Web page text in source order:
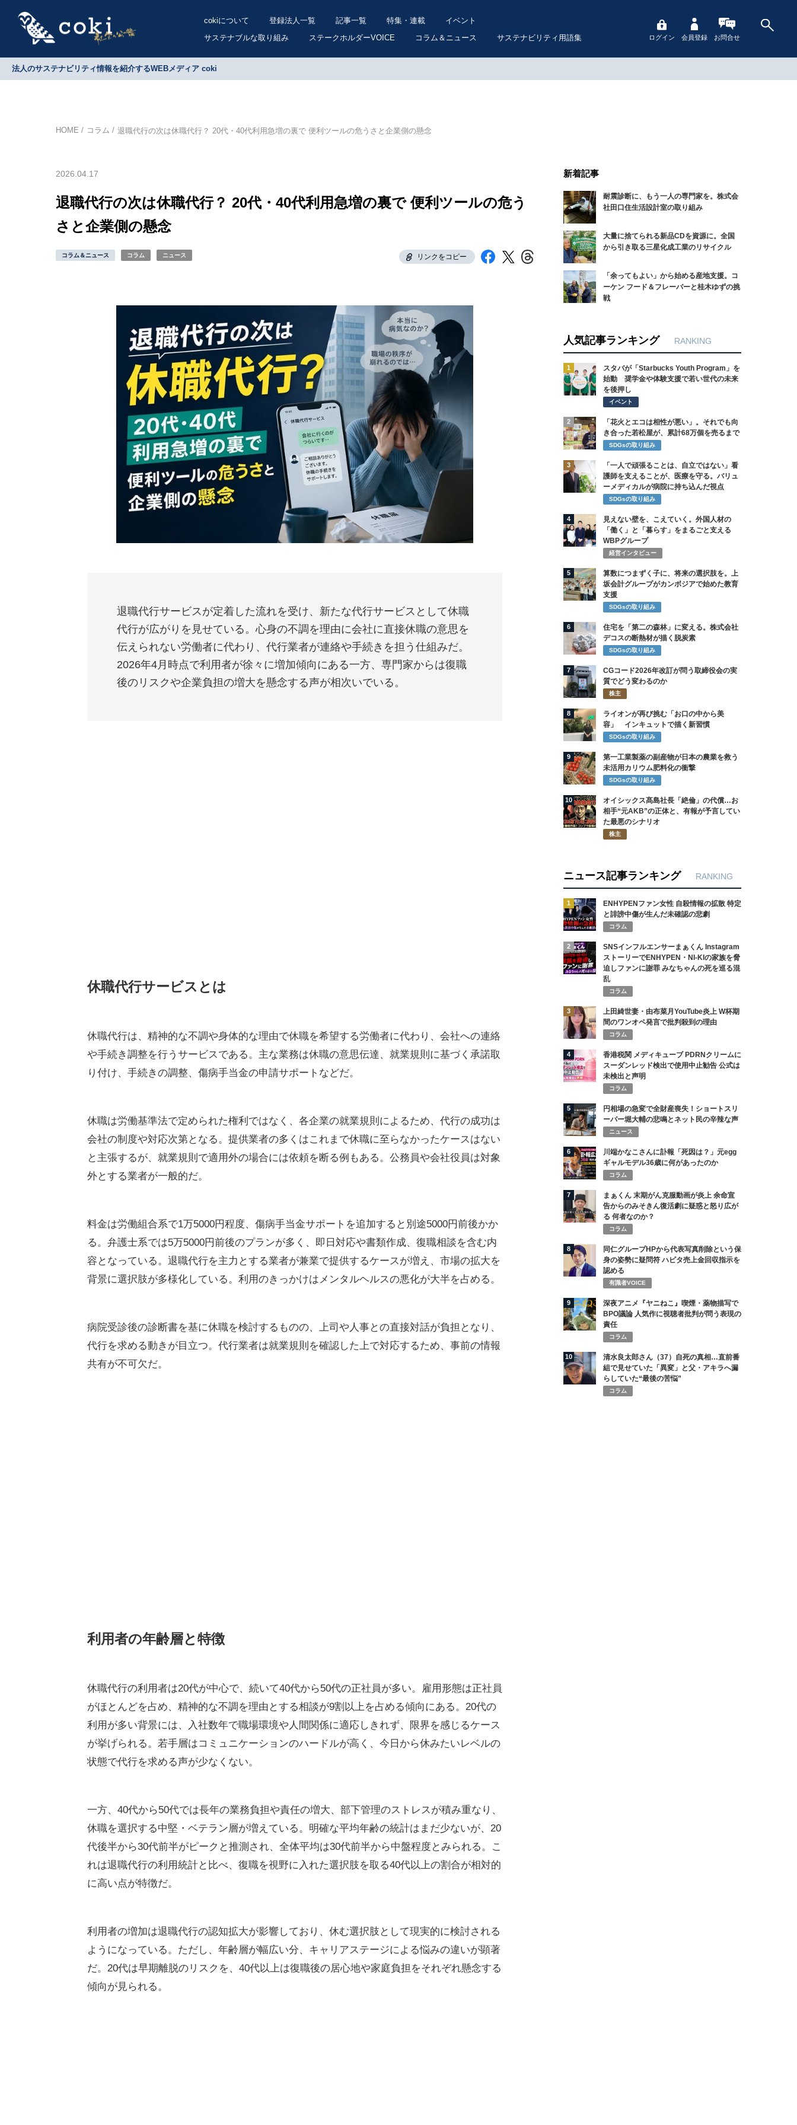
cokiについて 登録法人一覧 記事一覧 特集・連載
イベント
サステナブルな取り組み
ステークホルダーVOICE コラム＆ニュース サステナビリティ用語集 ログイン 会員登録 お問合せ
法人のサステナビリティ情報を紹介するWEBメディア coki
HOME コラム 退職代行の次は休職代行？ 20代・40代利用急増の裏で 便利ツールの危うさと企業側の懸念
2026.04.17
退職代行の次は休職代行？ 20代・40代利用急増の裏で 便利ツールの危う
さと企業側の懸念
コラム＆ニュース コラム ニュース リンクをコピー
退職代行サービスが定着した流れを受け、新たな代行サービスとして休職
代行が広がりを見せている。心身の不調を理由に会社に直接休職の意思を
伝えられない労働者に代わり、代行業者が連絡や手続きを担う仕組みだ。
2026年4月時点で利用者が徐々に増加傾向にある一方、専門家からは復職
後のリスクや企業負担の増大を懸念する声が相次いでいる。
休職代行サービスとは
休職代行は、精神的な不調や身体的な理由で休職を希望する労働者に代わり、会社への連絡
や手続き調整を行うサービスである。主な業務は休職の意思伝達、就業規則に基づく承諾取
り付け、手続きの調整、傷病手当金の申請サポートなどだ。
休職は労働基準法で定められた権利ではなく、各企業の就業規則によるため、代行の成功は
会社の制度や対応次第となる。提供業者の多くはこれまで休職に至らなかったケースはない
と主張するが、就業規則で適用外の場合には依頼を断る例もある。公務員や会社役員は対象
外とする業者が一般的だ。
料金は労働組合系で1万5000円程度、傷病手当金サポートを追加すると別途5000円前後かか
る。弁護士系では5万5000円前後のプランが多く、即日対応や書類作成、復職相談を含む内
容となっている。退職代行を主力とする業者が兼業で提供するケースが増え、市場の拡大を
背景に選択肢が多様化している。利用のきっかけはメンタルヘルスの悪化が大半を占める。
病院受診後の診断書を基に休職を検討するものの、上司や人事との直接対話が負担となり、
代行を求める動きが目立つ。代行業者は就業規則を確認した上で対応するため、事前の情報
共有が不可欠だ。
利用者の年齢層と特徴
休職代行の利用者は20代が中心で、続いて40代から50代の正社員が多い。雇用形態は正社員
がほとんどを占め、精神的な不調を理由とする相談が9割以上を占める傾向にある。20代の
利用が多い背景には、入社数年で職場環境や人間関係に適応しきれず、限界を感じるケース
が挙げられる。若手層はコミュニケーションのハードルが高く、今日から休みたいレベルの
状態で代行を求める声が少なくない。
一方、40代から50代では長年の業務負担や責任の増大、部下管理のストレスが積み重なり、
休職を選択する中堅・ベテラン層が増えている。明確な平均年齢の統計はまだ少ないが、20
代後半から30代前半がピークと推測され、全体平均は30代前半から中盤程度とみられる。こ
れは退職代行の利用統計と比べ、復職を視野に入れた選択肢を取る40代以上の割合が相対的
に高い点が特徴だ。
利用者の増加は退職代行の認知拡大が影響しており、休む選択肢として現実的に検討される
ようになっている。ただし、年齢層が幅広い分、キャリアステージによる悩みの違いが顕著
だ。20代は早期離脱のリスクを、40代以上は復職後の居心地や家庭負担をそれぞれ懸念する
傾向が見られる。
新着記事
耐震診断に、もう一人の専門家を。株式会
社田口住生活設計室の取り組み
大量に捨てられる新品CDを資源に。全国
から引き取る三星化成工業のリサイクル
「余ってもよい」から始める産地支援。コ
ーケン フード＆フレーバーと桂木ゆずの挑
戦
人気記事ランキング RANKING
1
スタバが「Starbucks Youth Program」を
始動 奨学金や体験支援で若い世代の未来
を後押し
イベント
2
「花火とエコは相性が悪い」。それでも向
き合った若松屋が、累計68万個を売るまで
SDGsの取り組み
3
「一人で頑張ることは、自立ではない」看
護師を支えることが、医療を守る。バリュ
ーメディカルが病院に持ち込んだ視点
SDGsの取り組み
4
見えない壁を、こえていく。外国人材の
「働く」と「暮らす」をまるごと支える
WBPグループ
経営インタビュー
5
算数につまずく子に、将来の選択肢を。上
坂会計グループがカンボジアで始めた教育
支援
SDGsの取り組み
6
住宅を「第二の森林」に変える。株式会社
デコスの断熱材が描く脱炭素
SDGsの取り組み
7
CGコード2026年改訂が問う取締役会の実
質でどう変わるのか
株主
8
ライオンが再び挑む「お口の中から美
容」 インキュットで描く新習慣
SDGsの取り組み
9
第一工業製薬の副産物が日本の農業を救う
未活用カリウム肥料化の衝撃
SDGsの取り組み
10
オイシックス髙島社長「絶倫」の代償…お
相手“元AKB”の正体と、有報が予言してい
た最悪のシナリオ
株主
ニュース記事ランキング RANKING
1
ENHYPENファン女性 自殺情報の拡散 特定
と誹謗中傷が生んだ未確認の悲劇
コラム
2
SNSインフルエンサーまぁくん Instagram
ストーリーでENHYPEN・NI-KIの家族を脅
迫しファンに謝罪 みなちゃんの死を巡る混
乱
コラム
3
上田綺世妻・由布菜月YouTube炎上 W杯期
間のワンオペ発言で批判殺到の理由
コラム
4
香港税関 メディキューブ PDRNクリームに
スーダンレッド検出で使用中止勧告 公式は
未検出と声明
コラム
5
円相場の急変で全財産喪失！ショートスリ
ーパー堀大輔の悲鳴とネット民の辛辣な声
ニュース
6
川端かなこさんに訃報「死因は？」元egg
ギャルモデル36歳に何があったのか
コラム
7
まぁくん 末期がん克服動画が炎上 余命宣
告からのみそきん復活劇に疑惑と怒り広が
る 何者なのか？
コラム
8
同仁グループHPから代表写真削除という保
身の姿勢に疑問符 ハビタ売上金回収指示を
認める
有識者VOICE
9
深夜アニメ『ヤニねこ』喫煙・薬物描写で
BPO議論 人気作に視聴者批判が問う表現の
責任
コラム
10
清水良太郎さん（37）自死の真相…直前番
組で見せていた「異変」と父・アキラへ漏
らしていた“最後の苦悩”
コラム